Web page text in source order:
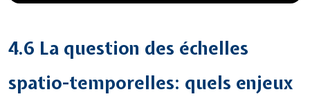
4.6 La question des échelles
spatio-temporelles: quels enjeux